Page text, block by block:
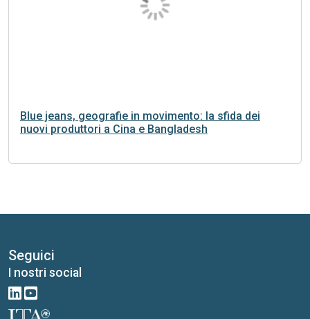
Blue jeans, geografie in movimento: la sfida dei
nuovi produttori a Cina e Bangladesh
Seguici
I nostri social